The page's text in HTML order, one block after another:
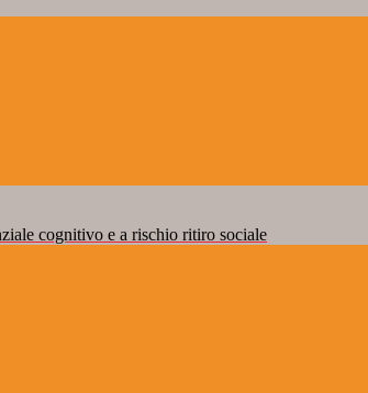
cognitivo e a rischio ritiro sociale